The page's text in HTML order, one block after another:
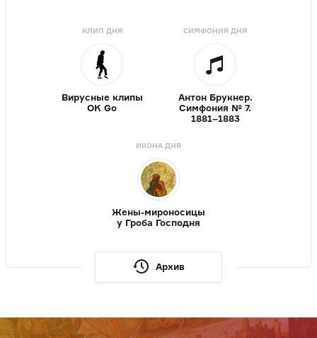
КЛИП ДНЯ
Вирусные клипы
OK Go
СИМФОНИЯ ДНЯ
Антон Брукнер.
Симфония № 7.
1881–1883
ИКОНА ДНЯ
Жены-мироносицы
у Гроба Господня
Архив